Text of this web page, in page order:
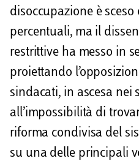
disoccupazione è
percentuali, ma il
restrittive ha messo in
proiettando
sindacati, in ascesa
all’impossibilità di
riforma condivisa del
su una delle principali